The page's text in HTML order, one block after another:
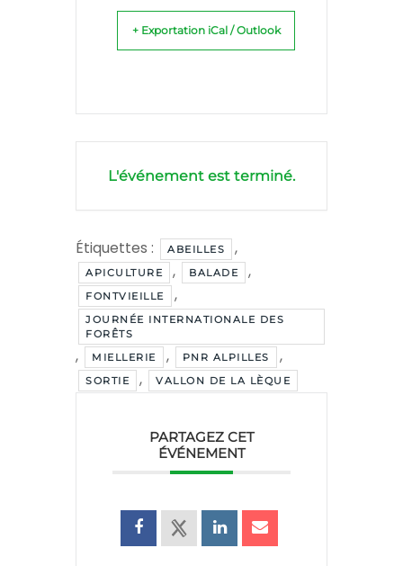
+ Exportation iCal / Outlook
L'événement est terminé.
Étiquettes : ABEILLES ,
APICULTURE , BALADE ,
FONTVIEILLE ,
JOURNÉE INTERNATIONALE DES
FORÊTS
, MIELLERIE , PNR ALPILLES ,
SORTIE , VALLON DE LA LÈQUE
PARTAGEZ CET
ÉVÉNEMENT